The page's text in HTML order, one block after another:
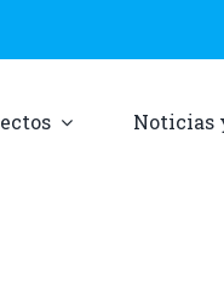
Noticias